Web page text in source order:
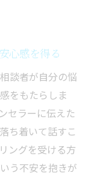
心感を得る
談者が自分の悩
をもたらしま
セラーに伝えた
ち着いて話すこ
ングを受ける方
う不安を抱きが